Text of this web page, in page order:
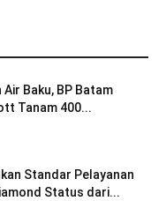
Baku, BP Batam
Tanam 400...
Standar Pelayanan
Status dari...